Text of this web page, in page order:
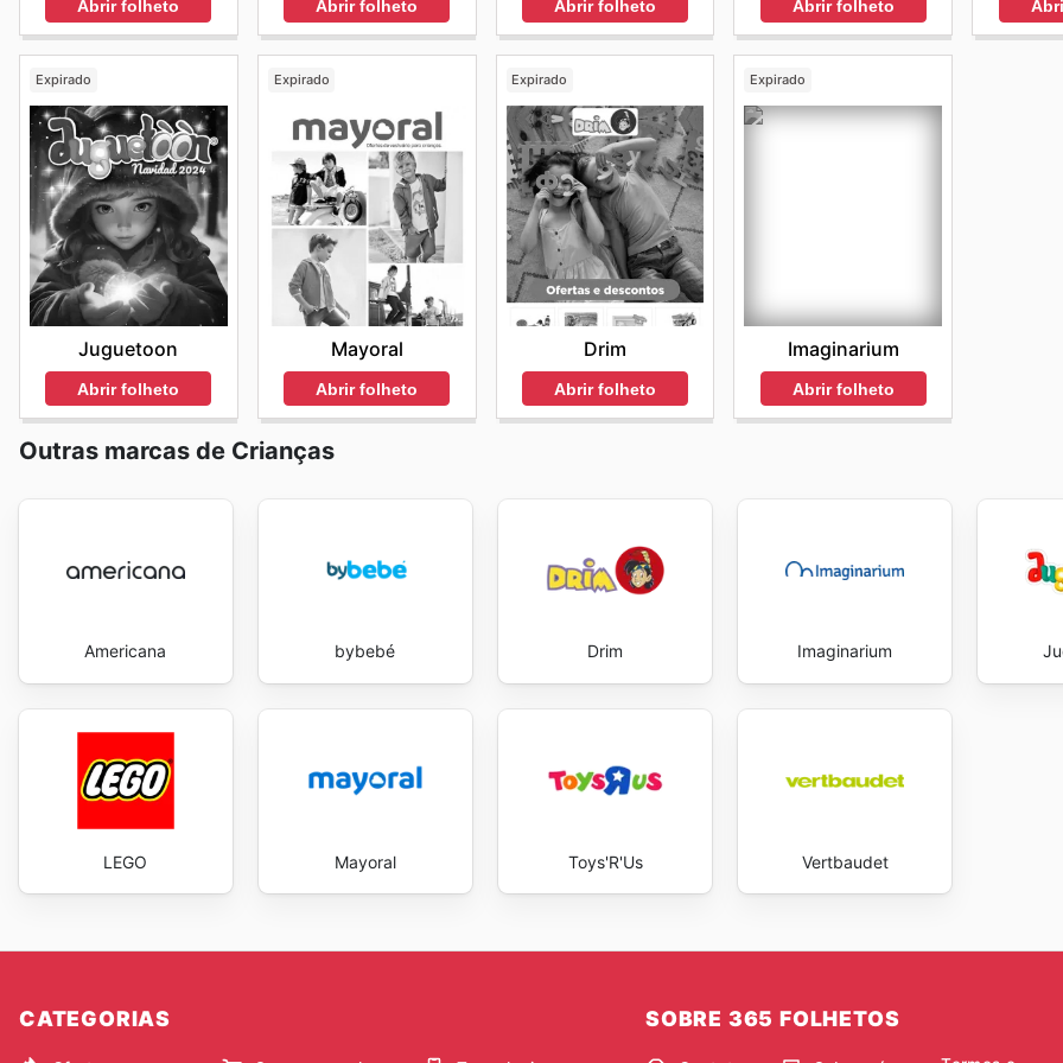
Abrir folheto Abrir folheto Abrir folheto Abrir folheto
Expirado
Juguetoon
Abrir folheto
Expirado
Mayoral
Abrir folheto
Expirado
Drim
Abrir folheto
Expirado
Imaginarium
Abrir folheto
Outras marcas de Crianças
Americana bybebé Drim Imaginarium
LEGO Mayoral Toys'R'Us Vertbaudet
CATEGORIAS SOBRE 365 FOLHETOS